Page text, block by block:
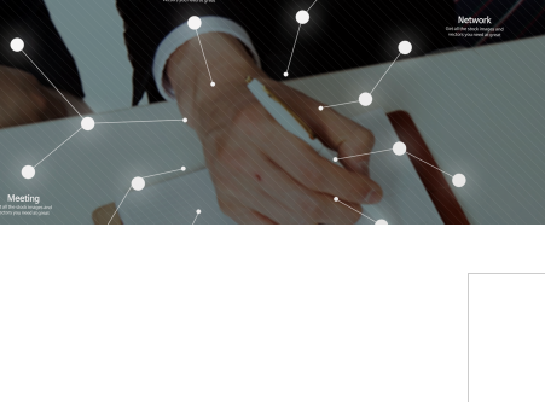
컨퍼런스신청
직무관리사(SME)
연간회원신청
수강후기
갤러리
문의